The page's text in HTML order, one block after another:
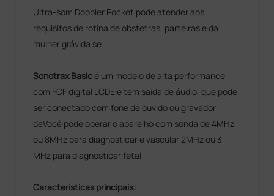
Ultra-som Doppler Pocket pode atender aos
requisitos de rotina de obstetras, parteiras e da
mulher grávida se
Sonotrax Basicé um modelo de alta performance
com FCF digital LCDEle tem saída de áudio, que pode
ser conectado com fone de ouvido ou gravador
deVocê pode operar o aparelho com sonda de 4MHz
ou 8MHz para diagnosticar e vascular 2MHz ou 3
MHz para diagnosticar fetal
Características principais: